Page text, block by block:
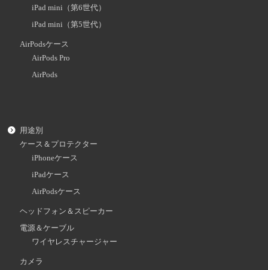
iPad mini（第6世代）
iPad mini（第5世代）
AirPodsケース
AirPods Pro
AirPods
用途別
ケース＆プロテクター
iPhoneケース
iPadケース
AirPodsケース
ヘッドフォン＆スピーカー
電源＆ケーブル
ワイヤレスチャージャー
カメラ